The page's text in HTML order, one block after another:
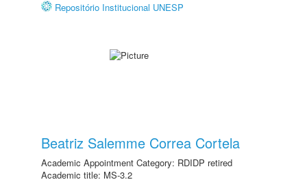
Repositório Institucional UNESP
Beatriz Salemme Correa Cortela
Academic Appointment Category: RDIDP retired
Academic title: MS-3.2